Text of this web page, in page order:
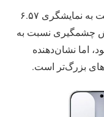
بر اساس این گزارش‌ها، آنر ۶۰۰ قرار است به نمایشگری ۶.۵۷
چشمگیری نسبت به
اما نشان‌دهنده
بزرگ‌تر است.